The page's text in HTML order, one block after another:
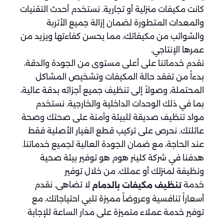
كانت مكيفات منزلية أو تجارية. نستخدم أحدث التقنيات
والمعدات المتطورة لضمان إزالة جميع الأتربة
والشوائب من مكيفاتك، مما يحسن كفاءتها ويزيد من
عمرها الإنتاجي.
نقدم خدماتنا على أعلى مستوى من الجودة والدقة،
بدءاً من تفقد حالة المكيفات وتشخيص المشاكل
المحتملة، وصولاً إلى تنظيف جميع أجزائه بدقة عالية،
بما في ذلك الوحدات الداخلية والخارجية. نستخدم
مواد تنظيف صديقة للبيئة وآمنة على صحتك وصحة
عائلتك. نحرص على تركيب قطع الغيار الأصلية فقط
عند الحاجة، مع ضمان الجودة العالية لجميع خدماتنا.
هدفنا في شركة كلينر هوم هو توفير بيئة صحية
ونظيفة لمنزلك أو عملك، من خلال توفير
خدمة تنظيف مكيفات بالدمام لا تضاهى. نقدم
أسعاراً تنافسية وعروضاً مميزة تلبي احتياجاتك، مع
توفير خدمة عملاء متميزة على مدار الساعة للإجابة